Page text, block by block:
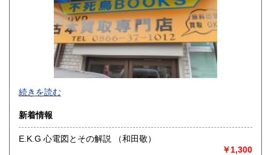
300円 愛媛県
300円 福岡県
300円 長崎県
熊本県
宮崎県
沖縄県 300円
不死鳥BOOKSでは、書籍だけでなくCD、DVD、レコード、
ゲーム、おもちゃ、骨董品まであらゆるものの買い取りがで
にお問い合わせください。出張費は、無料です。
沿線名：伯備線・桃太郎線(吉備線)
続きを読む
新着情報
E.K.G 心電図とその解説 （和田敬）
￥1,300